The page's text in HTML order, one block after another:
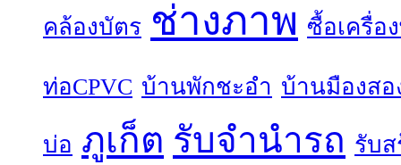
คล้องบัตร ช่างภาพ ซื้อเครื่อ
ท่อCPVC บ้านพักชะอำ บ้านมืองสอ
บ่อ ภูเก็ต รับจำนำรถ รับส